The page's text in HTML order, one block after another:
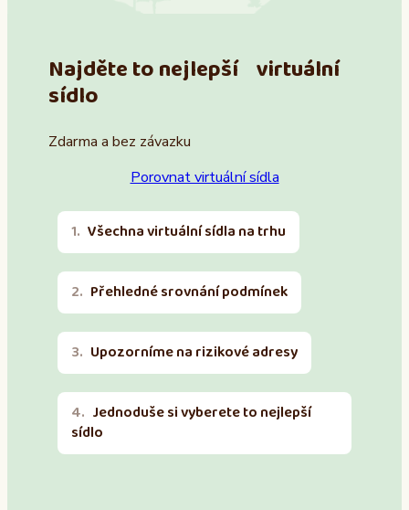
Najděte to nejlepší virtuální
sídlo
Zdarma a bez závazku
Porovnat virtuální sídla
Všechna virtuální sídla na trhu
Přehledné srovnání podmínek
Upozorníme na rizikové adresy
Jednoduše si vyberete to nejlepší
sídlo